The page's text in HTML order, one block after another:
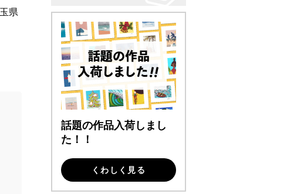
県
話題の作品入荷しまし
た！！
くわしく見る